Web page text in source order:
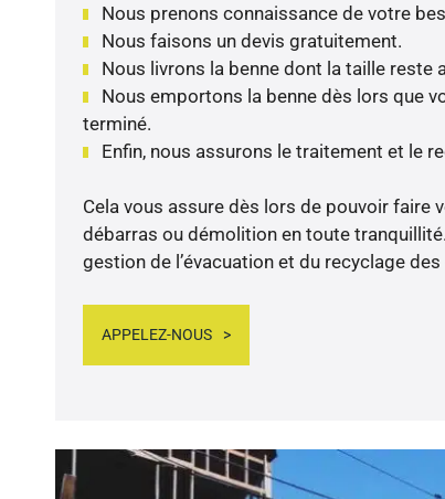
Nous prenons connaissance de votre
Nous faisons un devis gratuitement.
Nous livrons la benne dont la taille reste
Nous emportons la benne dès lors que
terminé.
Enfin, nous assurons le traitement et le
Cela vous assure dès lors de pouvoir faire
débarras ou démolition en toute
gestion de l’évacuation et du recyclage
APPELEZ-NOUS